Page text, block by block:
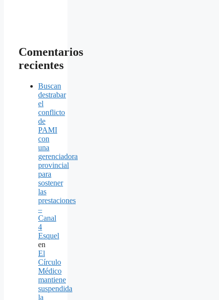
Comentarios
recientes
Buscan
destrabar
el
conflicto
de
PAMI
con
una
gerenciadora
provincial
para
sostener
las
prestaciones
–
Canal
4
Esquel
en
El
Círculo
Médico
mantiene
suspendida
la